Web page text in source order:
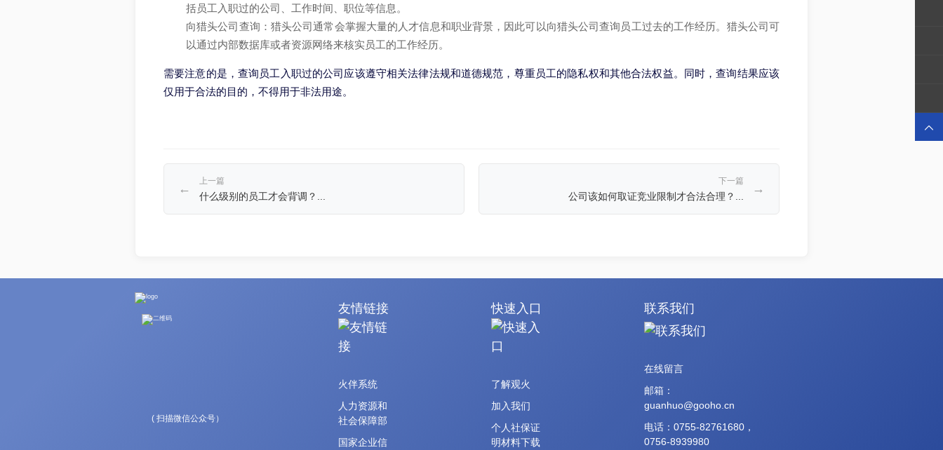
括员工入职过的公司、工作时间、职位等信息。
向猎头公司查询：猎头公司通常会掌握大量的人才信息和职业背景，因此可以向猎头公司查询员工过去的工作经历。猎头公司可
以通过内部数据库或者资源网络来核实员工的工作经历。
需要注意的是，查询员工入职过的公司应该遵守相关法律法规和道德规范，尊重员工的隐私权和其他合法权益。同时，查询结果应该
仅用于合法的目的，不得用于非法用途。
←
上一篇
什么级别的员工才会背调？...
下一篇
公司该如何取证竞业限制才合法合理？...
→
( 扫描微信公众号）
友情链接
火伴系统
人力资源和
社会保障部
国家企业信
快速入口
了解观火
加入我们
个人社保证
明材料下载
联系我们
在线留言
邮箱：
guanhuo@gooho.cn
电话：0755-82761680，
0756-8939980
